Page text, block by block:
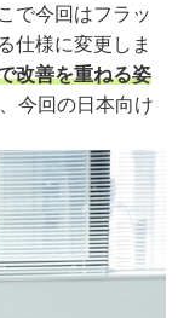
で今回はフラッ
仕様に変更しま
改善を重ねる姿
今回の日本向け